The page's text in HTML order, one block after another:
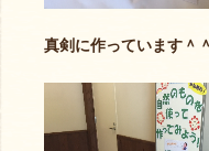
真剣に作っています＾＾